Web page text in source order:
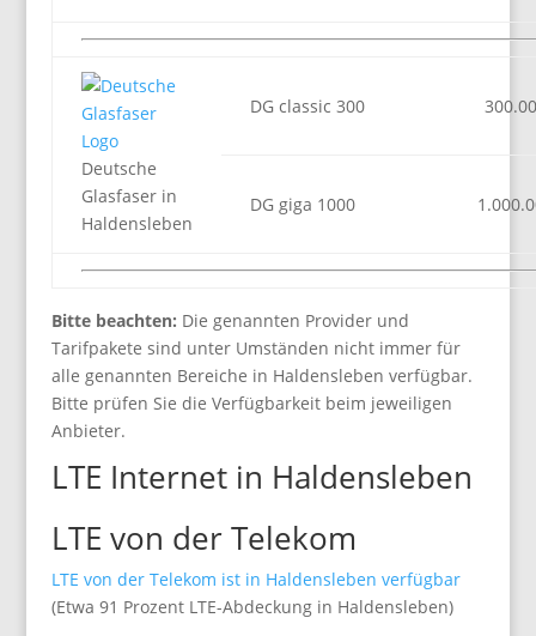
Deutsche
Glasfaser in
Haldensleben
DG classic 300
DG giga 1000
Bitte beachten: Die genannten Provider und
Tarifpakete sind unter Umständen nicht immer für
alle genannten Bereiche in Haldensleben verfügbar.
Bitte prüfen Sie die Verfügbarkeit beim jeweiligen
Anbieter.
LTE Internet in Haldensleben
LTE von der Telekom
LTE von der Telekom ist in Haldensleben verfügbar
(Etwa 91 Prozent LTE-Abdeckung in Haldensleben)